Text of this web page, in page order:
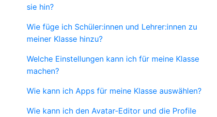
sie hin?
Wie füge ich Schüler:innen und Lehrer:innen zu
meiner Klasse hinzu?
Welche Einstellungen kann ich für meine Klasse
machen?
Wie kann ich Apps für meine Klasse auswählen?
Wie kann ich den Avatar-Editor und die Profile